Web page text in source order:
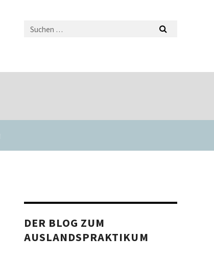
DER BLOG ZUM
AUSLANDSPRAKTIKUM